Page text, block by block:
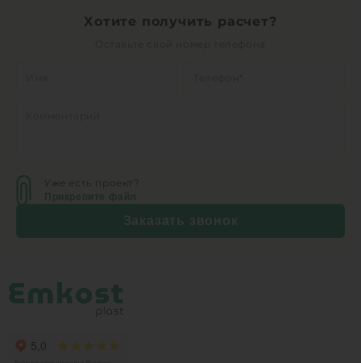
Хотите получить расчет?
Уже есть проект?
Прикрепите файл
Заказать звонок